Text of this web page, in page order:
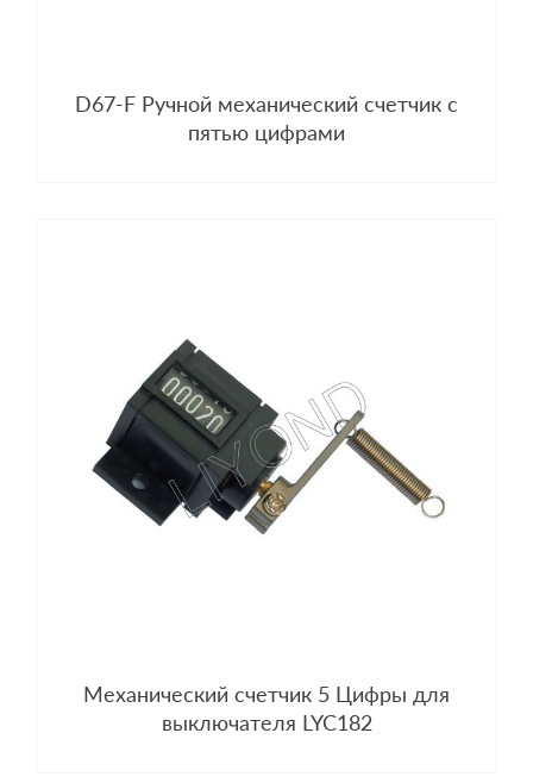
D67-F Ручной механический счетчик с
пятью цифрами
Механический счетчик 5 Цифры для
выключателя LYC182